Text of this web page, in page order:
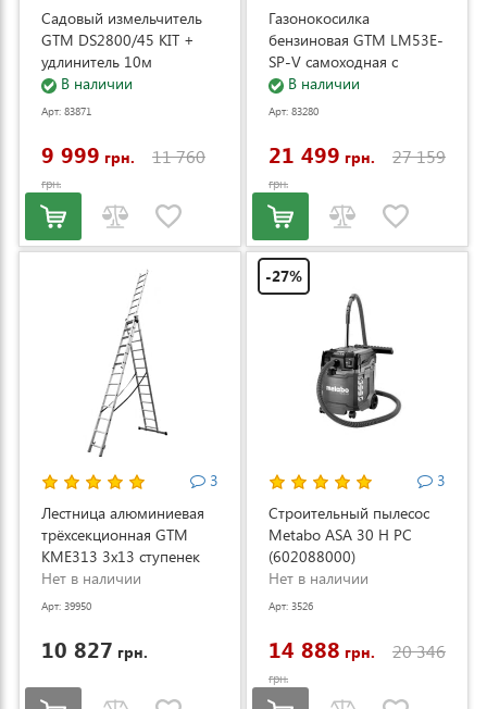
Садовый измельчитель
GTM DS2800/45 KIT +
удлинитель 10м
(DS2800/45_KIT+ext.cord)
В наличии
Арт: 83871
9 999 грн. 11 760
грн.
Газонокосилка
бензиновая GTM LM53E-
SP-V самоходная с
электростартером и
регулировкой скорости
В наличии
Арт: 83280
21 499 грн. 27 159
грн.
3
Лестница алюминиевая
трёхсекционная GTM
KME313 3x13 ступенек
3.53-8.93м (KME313)
Нет в наличии
Арт: 39950
10 827 грн.
-27%
3
Строительный пылесос
Metabo ASA 30 H PC
(602088000)
Нет в наличии
Арт: 3526
14 888 грн. 20 346
грн.